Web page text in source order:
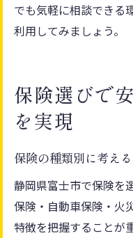
でも気軽に相談できる
利用してみましょう。
保険選びで
を実現
保険の種類別に考え
静岡県富士市で保険を
保険・自動車保険・火
特徴を把握することが